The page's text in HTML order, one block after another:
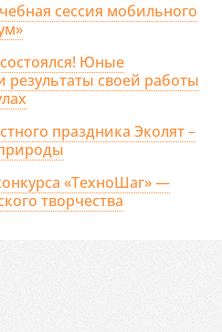
сессия мобильного
Юные
своей работы
праздника Эколят –
«ТехноШаг» —
творчества